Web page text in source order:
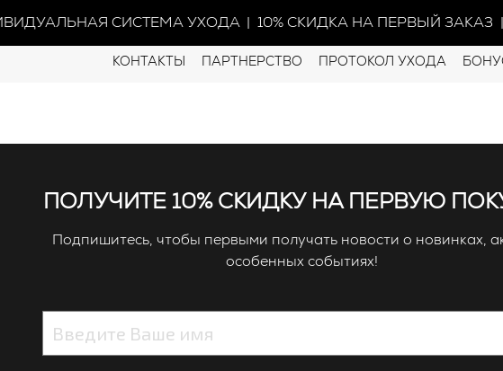
СИСТЕМА УХОДА| 10% СКИДКА НА ПЕРВЫЙ ЗАКАЗ |
КОНТАКТЫ ПАРТНЕРСТВО ПРОТОКОЛ УХОДА
Бальзам-
ПОЛУЧИТЕ 10% СКИДКУ НА ПЕРВУЮ
Подпишитесь, чтобы первыми получать новости о новинках,
особенных событиях!